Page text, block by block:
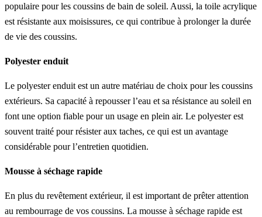
populaire pour les coussins de bain de soleil. Aussi, la toile acrylique
est résistante aux moisissures, ce qui contribue à prolonger la durée
de vie des coussins.
Polyester enduit
Le polyester enduit est un autre matériau de choix pour les coussins
extérieurs. Sa capacité à repousser l’eau et sa résistance au soleil en
font une option fiable pour un usage en plein air. Le polyester est
souvent traité pour résister aux taches, ce qui est un avantage
considérable pour l’entretien quotidien.
Mousse à séchage rapide
En plus du revêtement extérieur, il est important de prêter attention
au rembourrage de vos coussins. La mousse à séchage rapide est